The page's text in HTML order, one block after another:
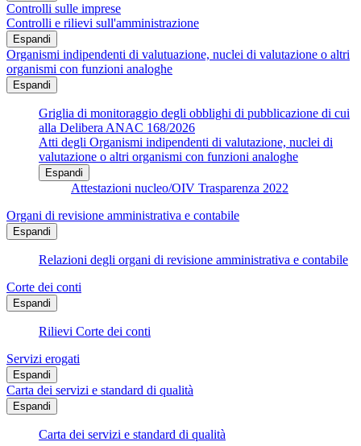
Controlli sulle imprese
Controlli e rilievi sull'amministrazione
Espandi
Organismi indipendenti di valutuazione, nuclei di valutazione o altri
organismi con funzioni analoghe
Espandi
Griglia di monitoraggio degli obblighi di pubblicazione di cui
alla Delibera ANAC 168/2026
Atti degli Organismi indipendenti di valutazione, nuclei di
valutazione o altri organismi con funzioni analoghe
Espandi
Attestazioni nucleo/OIV Trasparenza 2022
Organi di revisione amministrativa e contabile
Espandi
Relazioni degli organi di revisione amministrativa e contabile
Corte dei conti
Espandi
Rilievi Corte dei conti
Servizi erogati
Espandi
Carta dei servizi e standard di qualità
Espandi
Carta dei servizi e standard di qualità